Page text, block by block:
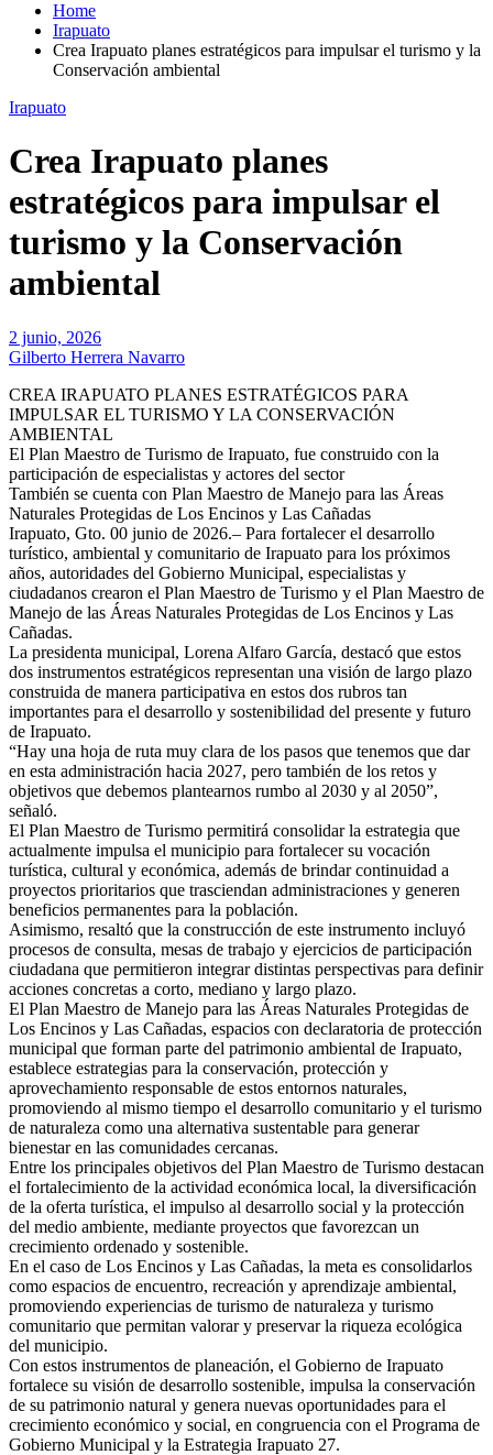
Home
Irapuato
Crea Irapuato planes estratégicos para impulsar el turismo y la
Conservación ambiental
Irapuato
Crea Irapuato planes
estratégicos para impulsar el
turismo y la Conservación
ambiental
2 junio, 2026
Gilberto Herrera Navarro
CREA IRAPUATO PLANES ESTRATÉGICOS PARA
IMPULSAR EL TURISMO Y LA CONSERVACIÓN
AMBIENTAL
El Plan Maestro de Turismo de Irapuato, fue construido con la
participación de especialistas y actores del sector
También se cuenta con Plan Maestro de Manejo para las Áreas
Naturales Protegidas de Los Encinos y Las Cañadas
Irapuato, Gto. 00 junio de 2026.– Para fortalecer el desarrollo
turístico, ambiental y comunitario de Irapuato para los próximos
años, autoridades del Gobierno Municipal, especialistas y
ciudadanos crearon el Plan Maestro de Turismo y el Plan Maestro de
Manejo de las Áreas Naturales Protegidas de Los Encinos y Las
Cañadas.
La presidenta municipal, Lorena Alfaro García, destacó que estos
dos instrumentos estratégicos representan una visión de largo plazo
construida de manera participativa en estos dos rubros tan
importantes para el desarrollo y sostenibilidad del presente y futuro
de Irapuato.
“Hay una hoja de ruta muy clara de los pasos que tenemos que dar
en esta administración hacia 2027, pero también de los retos y
objetivos que debemos plantearnos rumbo al 2030 y al 2050”,
señaló.
El Plan Maestro de Turismo permitirá consolidar la estrategia que
actualmente impulsa el municipio para fortalecer su vocación
turística, cultural y económica, además de brindar continuidad a
proyectos prioritarios que trasciendan administraciones y generen
beneficios permanentes para la población.
Asimismo, resaltó que la construcción de este instrumento incluyó
procesos de consulta, mesas de trabajo y ejercicios de participación
ciudadana que permitieron integrar distintas perspectivas para definir
acciones concretas a corto, mediano y largo plazo.
El Plan Maestro de Manejo para las Áreas Naturales Protegidas de
Los Encinos y Las Cañadas, espacios con declaratoria de protección
municipal que forman parte del patrimonio ambiental de Irapuato,
establece estrategias para la conservación, protección y
aprovechamiento responsable de estos entornos naturales,
promoviendo al mismo tiempo el desarrollo comunitario y el turismo
de naturaleza como una alternativa sustentable para generar
bienestar en las comunidades cercanas.
Entre los principales objetivos del Plan Maestro de Turismo destacan
el fortalecimiento de la actividad económica local, la diversificación
de la oferta turística, el impulso al desarrollo social y la protección
del medio ambiente, mediante proyectos que favorezcan un
crecimiento ordenado y sostenible.
En el caso de Los Encinos y Las Cañadas, la meta es consolidarlos
como espacios de encuentro, recreación y aprendizaje ambiental,
promoviendo experiencias de turismo de naturaleza y turismo
comunitario que permitan valorar y preservar la riqueza ecológica
del municipio.
Con estos instrumentos de planeación, el Gobierno de Irapuato
fortalece su visión de desarrollo sostenible, impulsa la conservación
de su patrimonio natural y genera nuevas oportunidades para el
crecimiento económico y social, en congruencia con el Programa de
Gobierno Municipal y la Estrategia Irapuato 27.